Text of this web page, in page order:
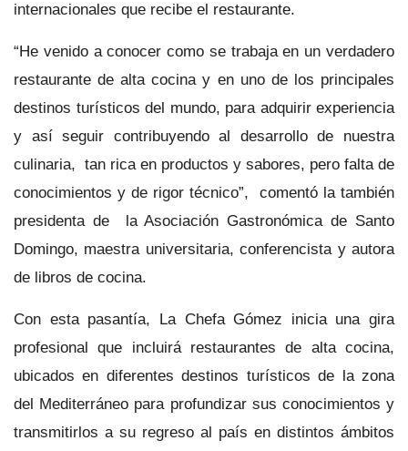
internacionales que recibe el restaurante.
“He venido a conocer como se trabaja en un verdadero
restaurante de alta cocina y en uno de los principales
destinos turísticos del mundo, para adquirir experiencia
y así seguir contribuyendo al desarrollo de nuestra
culinaria, tan rica en productos y sabores, pero falta de
conocimientos y de rigor técnico”, comentó la también
presidenta de la Asociación Gastronómica de Santo
Domingo, maestra universitaria, conferencista y autora
de libros de cocina.
Con esta pasantía, La Chefa Gómez inicia una gira
profesional que incluirá restaurantes de alta cocina,
ubicados en diferentes destinos turísticos de la zona
del Mediterráneo para profundizar sus conocimientos y
transmitirlos a su regreso al país en distintos ámbitos